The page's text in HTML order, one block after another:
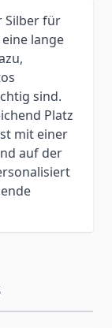
Silber für
lange
sind.
Platz
mit einer
auf der